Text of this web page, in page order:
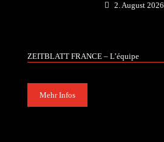
2. August 2026
ZEITBLATT FRANCE – L’équipe
Mehr Infos